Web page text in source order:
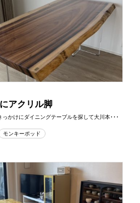
アクリル脚
かけにダイニングテーブルを探して大川本･･･
モンキーポッド